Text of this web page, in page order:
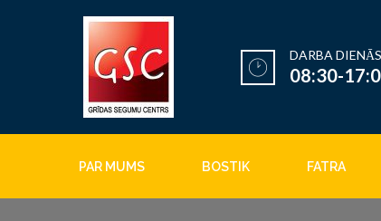
DARBA DIENĀS
08:30-
PAR MUMS BOSTIK FATRA